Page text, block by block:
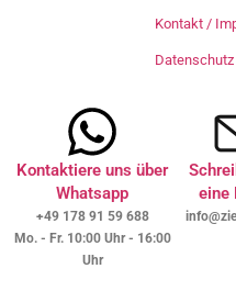
Kontakt /
Datenschutz
Kontaktiere uns über
Whatsapp
+49 178 91 59 688
Mo. - Fr. 10:00 Uhr - 16:00
Uhr
eine